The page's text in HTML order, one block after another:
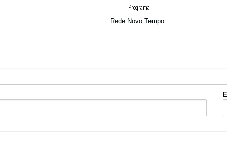
Programa
Rede Novo Tempo